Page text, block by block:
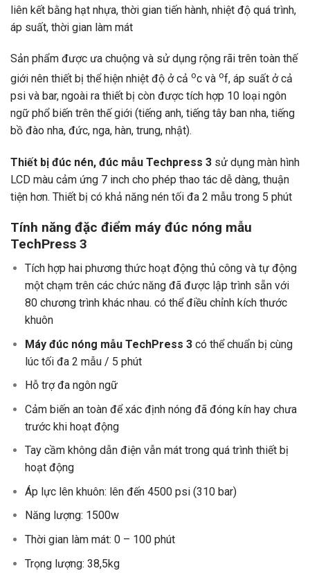
liên kết bằng hạt nhựa, thời gian tiến hành, nhiệt độ quá trình,
áp suất, thời gian làm mát
Sản phẩm được ưa chuộng và sử dụng rộng rãi trên toàn thế
giới nên thiết bị thể hiện nhiệt độ ở cả oc và of, áp suất ở cả
psi và bar, ngoài ra thiết bị còn được tích hợp 10 loại ngôn
ngữ phổ biến trên thế giới (tiếng anh, tiếng tây ban nha, tiếng
bồ đào nha, đức, nga, hàn, trung, nhật).
Thiết bị đúc nén, đúc mẫu Techpress 3 sử dụng màn hình
LCD màu cảm ứng 7 inch cho phép thao tác dễ dàng, thuận
tiện hơn. Thiết bị có khả năng nén tối đa 2 mẫu trong 5 phút
Tính năng đặc điểm máy đúc nóng mẫu
TechPress 3
Tích hợp hai phương thức hoạt động thủ công và tự động
một chạm trên các chức năng đã được lập trình sẵn với
80 chương trình khác nhau. có thể điều chỉnh kích thước
khuôn
Máy đúc nóng mẫu TechPress 3có thể chuẩn bị cùng
lúc tối đa 2 mẫu / 5 phút
Hỗ trợ đa ngôn ngữ
Cảm biến an toàn để xác định nóng đã đóng kín hay chưa
trước khi hoạt động
Tay cầm không dẫn điện vẫn mát trong quá trình thiết bị
hoạt động
Áp lực lên khuôn: lên đến 4500 psi (310 bar)
Năng lượng: 1500w
Thời gian làm mát: 0 – 100 phút
Trọng lượng: 38,5kg